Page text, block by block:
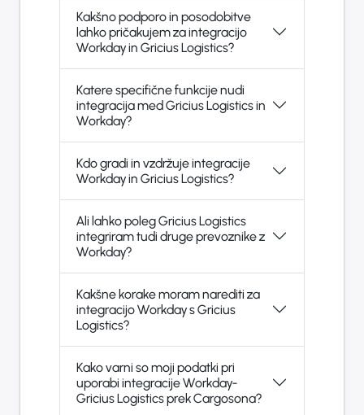
Kakšno podporo in posodobitve
lahko pričakujem za integracijo
Workday in Gricius Logistics?
Katere specifične funkcije nudi
integracija med Gricius Logistics in
Workday?
Kdo gradi in vzdržuje integracije
Workday in Gricius Logistics?
Ali lahko poleg Gricius Logistics
integriram tudi druge prevoznike z
Workday?
Kakšne korake moram narediti za
integracijo Workday s Gricius
Logistics?
Kako varni so moji podatki pri
uporabi integracije Workday-
Gricius Logistics prek Cargosona?